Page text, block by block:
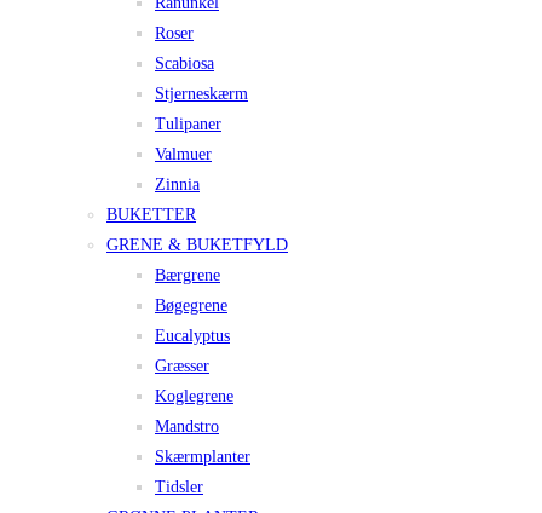
Roser
Scabiosa
Stjerneskærm
Tulipaner
Valmuer
Zinnia
BUKETTER
GRENE & BUKETFYLD
Bærgrene
Bøgegrene
Eucalyptus
Græsser
Koglegrene
Mandstro
Skærmplanter
Tidsler